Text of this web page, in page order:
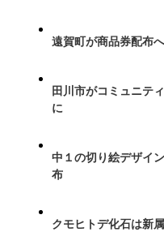
遠賀町が商品券配布
田川市がコミュニテ
に
中１の切り絵デザイ
布
クモヒトデ化石は新